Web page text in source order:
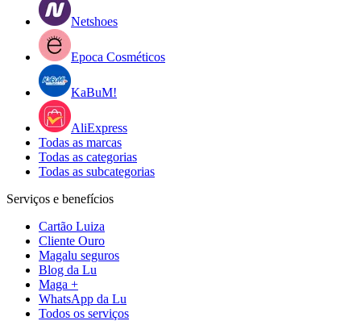
Netshoes
Epoca Cosméticos
KaBuM!
AliExpress
Todas as marcas
Todas as categorias
Todas as subcategorias
Serviços e benefícios
Cartão Luiza
Cliente Ouro
Magalu seguros
Blog da Lu
Maga +
WhatsApp da Lu
Todos os serviços